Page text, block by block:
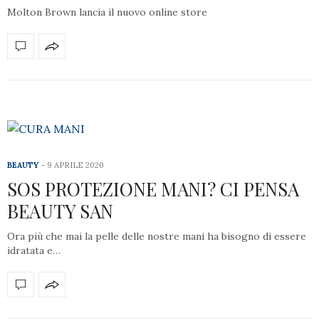
Molton Brown lancia il nuovo online store
BEAUTY 9 APRILE 2020
SOS PROTEZIONE MANI? CI PENSA
BEAUTY SAN
Ora più che mai la pelle delle nostre mani ha bisogno di essere
idratata e…